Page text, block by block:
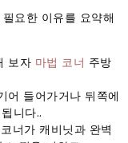
요한 이유를 요약해
보자 마법 코너 주방
어 들어가거나 뒤쪽에
니다..
너가 캐비닛과 완벽